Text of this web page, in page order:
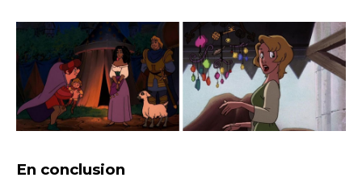
En conclusion